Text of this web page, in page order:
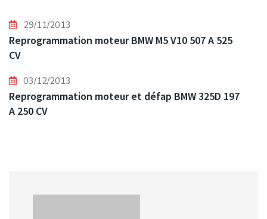
29/11/2013
Reprogrammation moteur BMW M5 V10 507 A 525
CV
03/12/2013
Reprogrammation moteur et défap BMW 325D 197
A 250 CV